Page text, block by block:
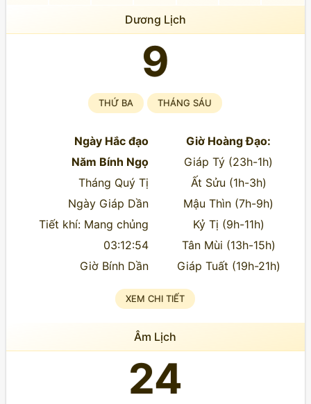
Dương Lịch
9
THỨ BA THÁNG SÁU
Ngày Hắc đạo
Năm Bính Ngọ
Tháng Quý Tị
Ngày Giáp Dần
Tiết khí: Mang chủng
03:12:54
Giờ Bính Dần
Giờ Hoàng Đạo:
Giáp Tý (23h-1h)
Ất Sửu (1h-3h)
Mậu Thìn (7h-9h)
Kỷ Tị (9h-11h)
Tân Mùi (13h-15h)
Giáp Tuất (19h-21h)
XEM CHI TIẾT
Âm Lịch
24